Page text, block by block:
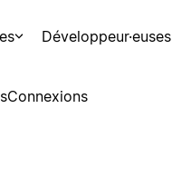
Développeur·euses
Connexions